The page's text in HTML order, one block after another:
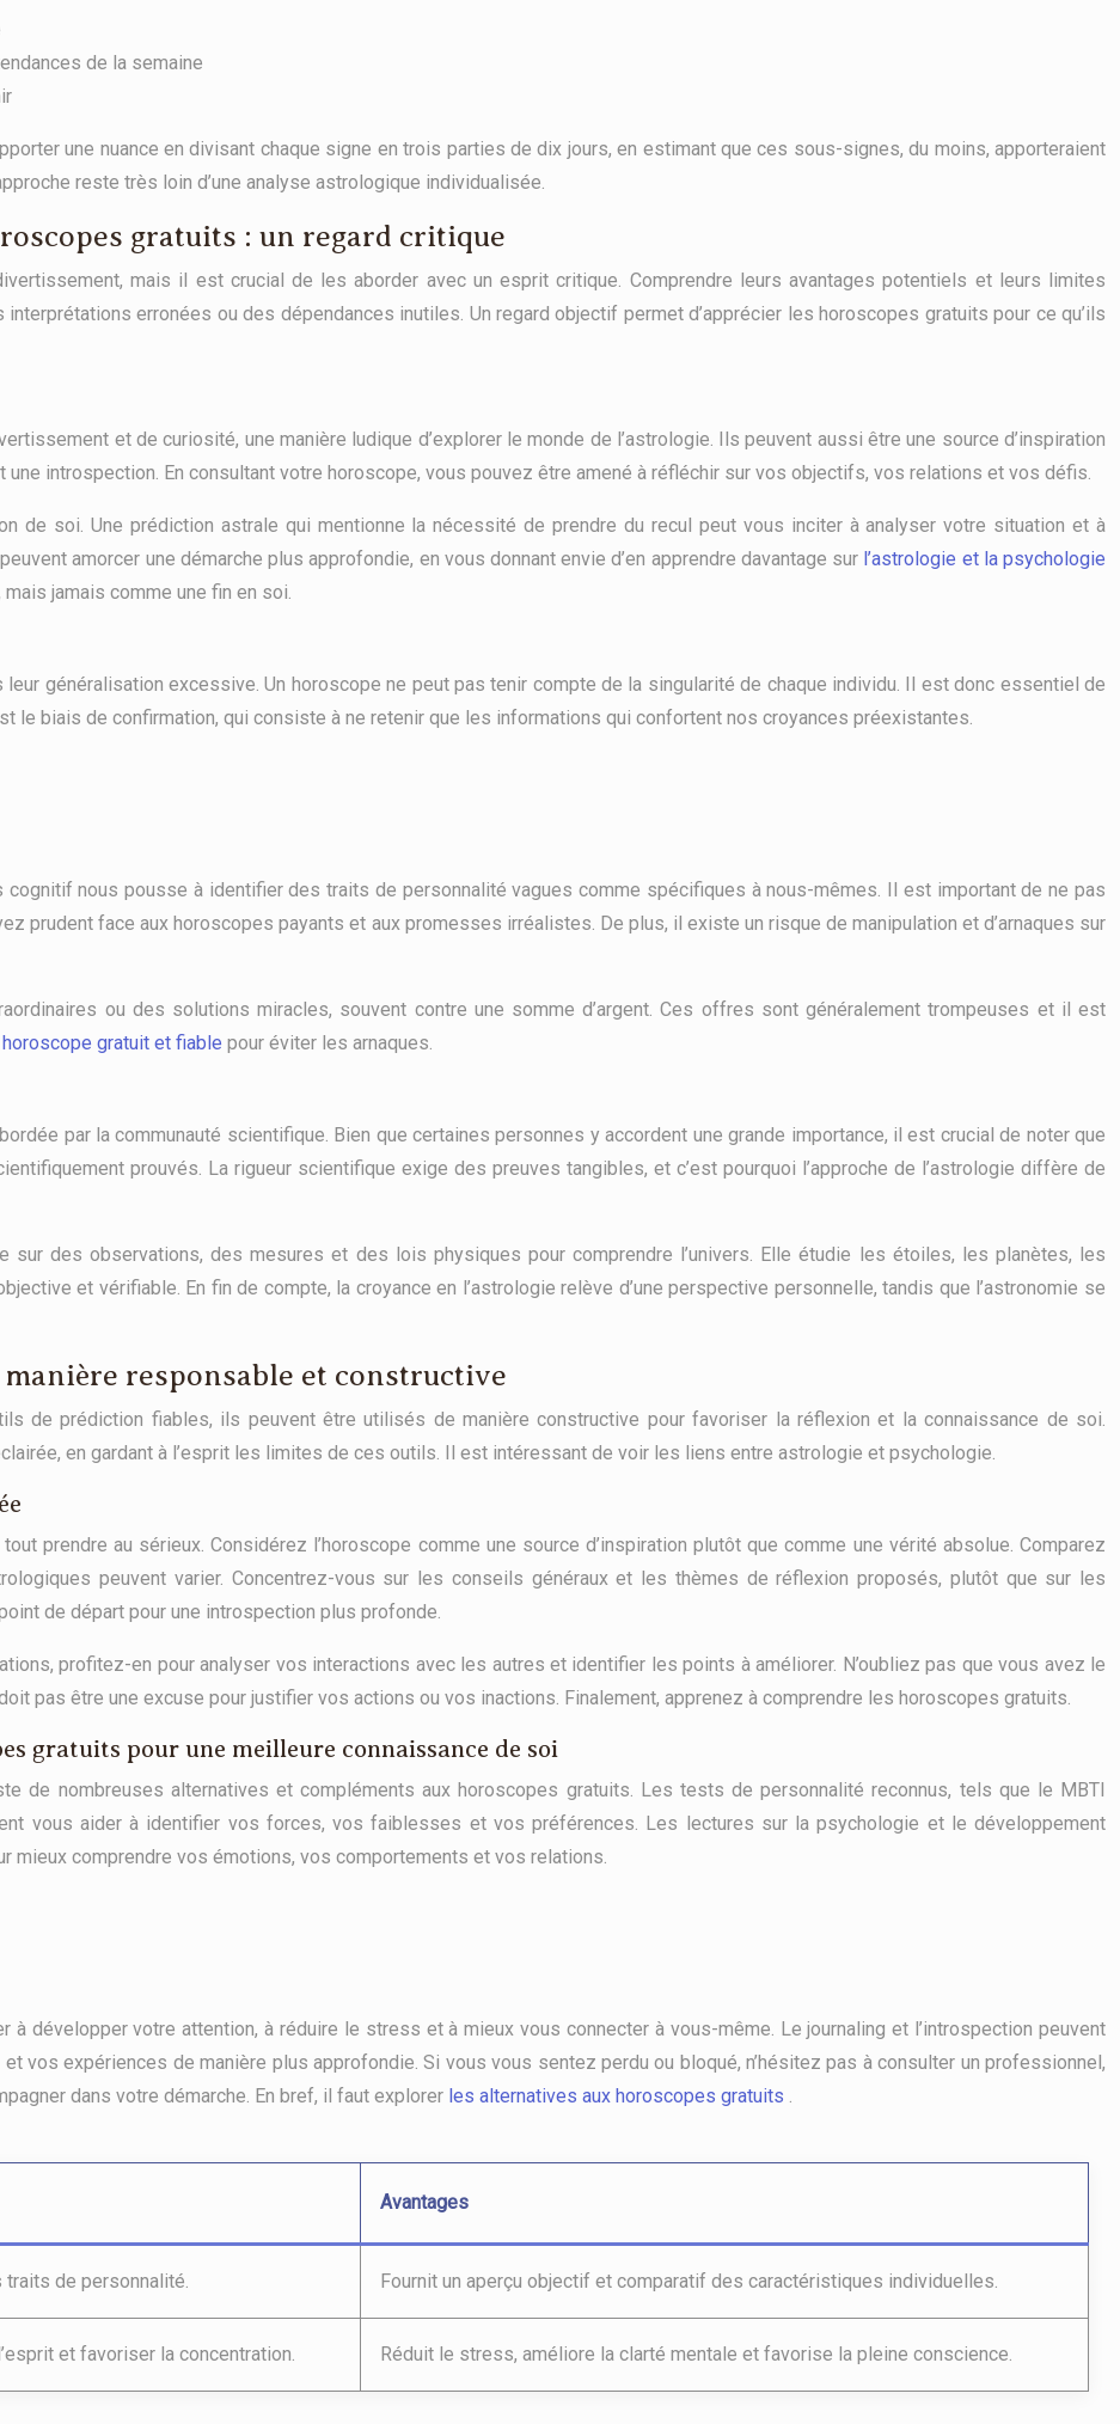
de la semaine
une nuance en divisant chaque signe en trois parties de dix jours, en estimant que ces sous-signes, du moins, apporteraient
reste très loin d’une analyse astrologique individualisée.
gratuits : un regard critique
mais il est crucial de les aborder avec un esprit critique. Comprendre leurs avantages potentiels et leurs limites
erronées ou des dépendances inutiles. Un regard objectif permet d’apprécier les horoscopes gratuits pour ce qu’ils
et de curiosité, une manière ludique d’explorer le monde de l’astrologie. Ils peuvent aussi être une source d’inspiration
introspection. En consultant votre horoscope, vous pouvez être amené à réfléchir sur vos objectifs, vos relations et vos défis.
de soi. Une prédiction astrale qui mentionne la nécessité de prendre du recul peut vous inciter à analyser votre situation et à
amorcer une démarche plus approfondie, en vous donnant envie d’en apprendre davantage sur l’astrologie et la psychologie
jamais comme une fin en soi.
généralisation excessive. Un horoscope ne peut pas tenir compte de la singularité de chaque individu. Il est donc essentiel de
le biais de confirmation, qui consiste à ne retenir que les informations qui confortent nos croyances préexistantes.
cognitif nous pousse à identifier des traits de personnalité vagues comme spécifiques à nous-mêmes. Il est important de ne pas
prudent face aux horoscopes payants et aux promesses irréalistes. De plus, il existe un risque de manipulation et d’arnaques sur
ou des solutions miracles, souvent contre une somme d’argent. Ces offres sont généralement trompeuses et il est
horoscope gratuit et fiable pour éviter les arnaques.
par la communauté scientifique. Bien que certaines personnes y accordent une grande importance, il est crucial de noter que
prouvés. La rigueur scientifique exige des preuves tangibles, et c’est pourquoi l’approche de l’astrologie diffère de
sur des observations, des mesures et des lois physiques pour comprendre l’univers. Elle étudie les étoiles, les planètes, les
et vérifiable. En fin de compte, la croyance en l’astrologie relève d’une perspective personnelle, tandis que l’astronomie se
responsable et constructive
de prédiction fiables, ils peuvent être utilisés de manière constructive pour favoriser la réflexion et la connaissance de soi.
en gardant à l’esprit les limites de ces outils. Il est intéressant de voir les liens entre astrologie et psychologie.
prendre au sérieux. Considérez l’horoscope comme une source d’inspiration plutôt que comme une vérité absolue. Comparez
peuvent varier. Concentrez-vous sur les conseils généraux et les thèmes de réflexion proposés, plutôt que sur les
de départ pour une introspection plus profonde.
profitez-en pour analyser vos interactions avec les autres et identifier les points à améliorer. N’oubliez pas que vous avez le
pas être une excuse pour justifier vos actions ou vos inactions. Finalement, apprenez à comprendre les horoscopes gratuits.
gratuits pour une meilleure connaissance de soi
de nombreuses alternatives et compléments aux horoscopes gratuits. Les tests de personnalité reconnus, tels que le MBTI
vous aider à identifier vos forces, vos faiblesses et vos préférences. Les lectures sur la psychologie et le développement
mieux comprendre vos émotions, vos comportements et vos relations.
développer votre attention, à réduire le stress et à mieux vous connecter à vous-même. Le journaling et l’introspection peuvent
vos expériences de manière plus approfondie. Si vous vous sentez perdu ou bloqué, n’hésitez pas à consulter un professionnel,
dans votre démarche. En bref, il faut explorer les alternatives aux horoscopes gratuits .
Avantages
traits de personnalité. Fournit un aperçu objectif et comparatif des caractéristiques individuelles.
et favoriser la concentration. Réduit le stress, améliore la clarté mentale et favorise la pleine conscience.